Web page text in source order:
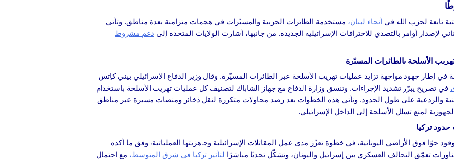
تابعة لحزب الله في أنحاء لبنان، مستخدمة الطائرات الحربية والمسيّرات في هجمات متزامنة بعدة مناطق. وتأتي
لإصدار أوامر بالتصدي للاختراقات الإسرائيلية الجديدة. من جانبها، أشارت الولايات المتحدة إلى دعم مشروط
الأسلحة بالطائرات المسيّرة
إطار جهود مواجهة تزايد عمليات تهريب الأسلحة عبر الطائرات المسيّرة. وقال وزير الدفاع الإسرائيلي بيني كاِتس
في تصريح يبرّر تشديد الإجراءات. وتنسق وزارة الدفاع مع جهاز الشاباك لتصنيف كل عمليات تهريب الأسلحة باستخدام
والردعية على طول الحدود. وتأتي هذه الخطوات بعد رصد محاولات متكررة لنقل ذخائر ومنصات مسيرة عبر مناطق
لمنع تسلل الأسلحة إلى الداخل الإسرائيلي.
حدود تركيا
جوًا فوق الأراضي اليونانية، في خطوة تعزّز مدى عمل المقاتلات الإسرائيلية وجاهزيتها العملياتية، وفق ما أكده
تعمّق التحالف العسكري بين إسرائيل واليونان، وتشكّل تحديًا مباشرًا لتأثير تركيا في شرق المتوسط، مع احتمال